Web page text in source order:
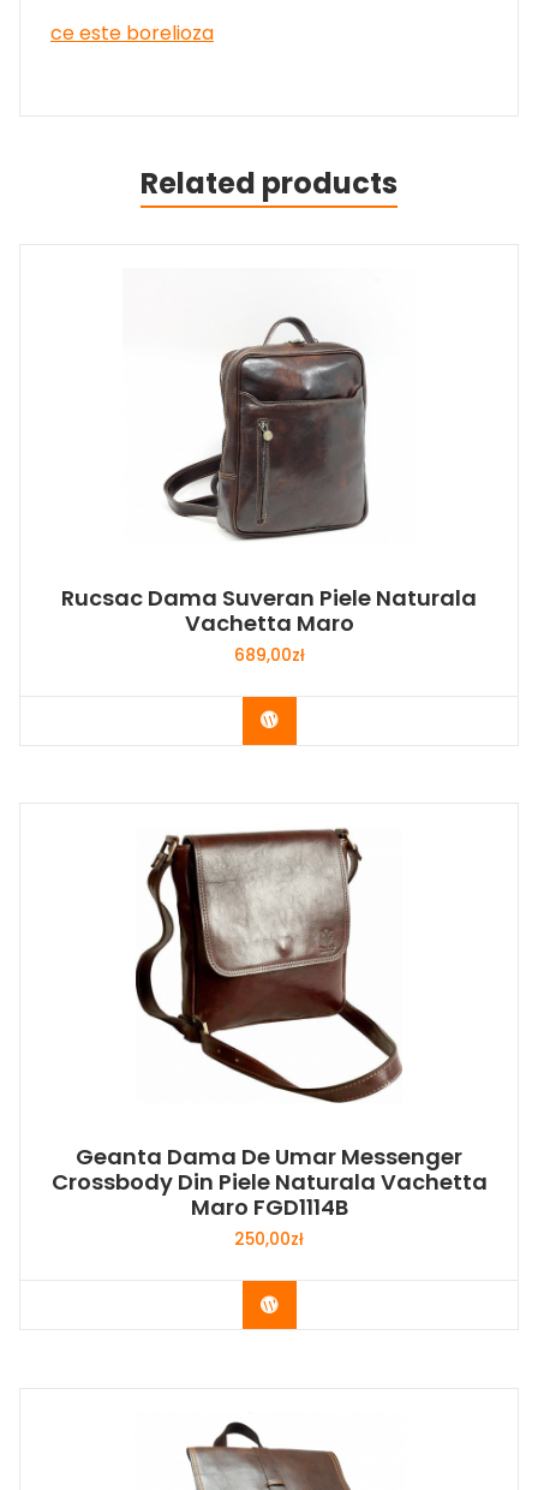
ce este borelioza
Related products
Rucsac Dama Suveran Piele Naturala
Vachetta Maro
689,00zł
Buy Now
Geanta Dama De Umar Messenger
Crossbody Din Piele Naturala Vachetta
Maro FGD1114B
250,00zł
Buy Now